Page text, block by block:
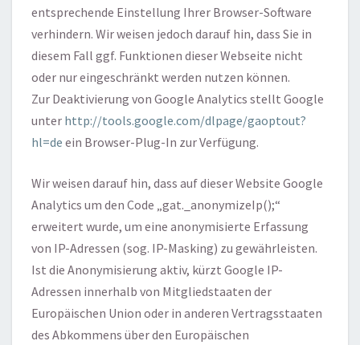
entsprechende Einstellung Ihrer Browser-Software
verhindern. Wir weisen jedoch darauf hin, dass Sie in
diesem Fall ggf. Funktionen dieser Webseite nicht
oder nur eingeschränkt werden nutzen können.
Zur Deaktivierung von Google Analytics stellt Google
unter http://tools.google.com/dlpage/gaoptout?
hl=de ein Browser-Plug-In zur Verfügung.
Wir weisen darauf hin, dass auf dieser Website Google
Analytics um den Code „gat._anonymizeIp();“
erweitert wurde, um eine anonymisierte Erfassung
von IP-Adressen (sog. IP-Masking) zu gewährleisten.
Ist die Anonymisierung aktiv, kürzt Google IP-
Adressen innerhalb von Mitgliedstaaten der
Europäischen Union oder in anderen Vertragsstaaten
des Abkommens über den Europäischen